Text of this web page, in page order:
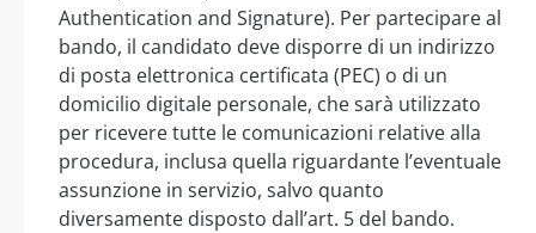
Authentication and Signature). Per partecipare al
bando, il candidato deve disporre di un indirizzo
di posta elettronica certificata (PEC) o di un
domicilio digitale personale, che sarà utilizzato
per ricevere tutte le comunicazioni relative alla
procedura, inclusa quella riguardante l’eventuale
assunzione in servizio, salvo quanto
diversamente disposto dall’art. 5 del bando.